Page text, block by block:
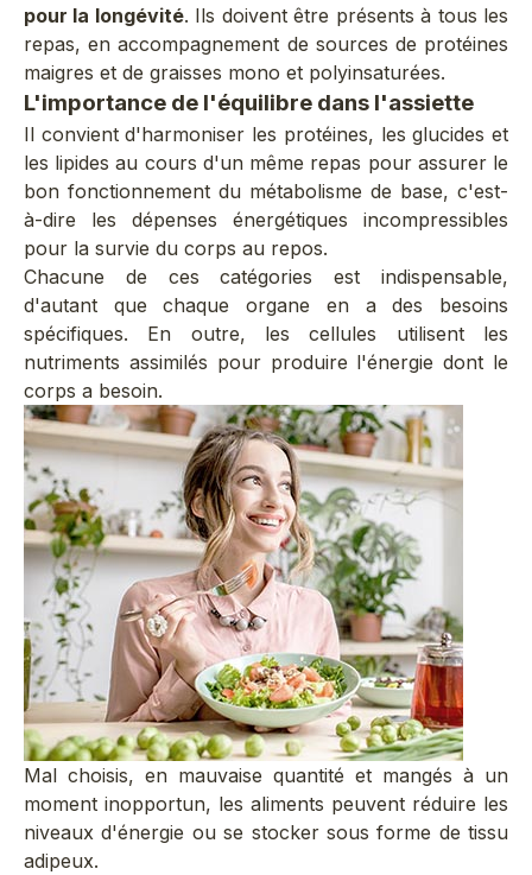
pour la longévité. Ils doivent être présents à tous les
repas, en accompagnement de sources de protéines
maigres et de graisses mono et polyinsaturées.
L'importance de l'équilibre dans l'assiette
Il convient d'harmoniser les protéines, les glucides et
les lipides au cours d'un même repas pour assurer le
bon fonctionnement du métabolisme de base, c'est-
à-dire les dépenses énergétiques incompressibles
pour la survie du corps au repos.
Chacune de ces catégories est indispensable,
d'autant que chaque organe en a des besoins
spécifiques. En outre, les cellules utilisent les
nutriments assimilés pour produire l'énergie dont le
corps a besoin.
Mal choisis, en mauvaise quantité et mangés à un
moment inopportun, les aliments peuvent réduire les
niveaux d'énergie ou se stocker sous forme de tissu
adipeux.